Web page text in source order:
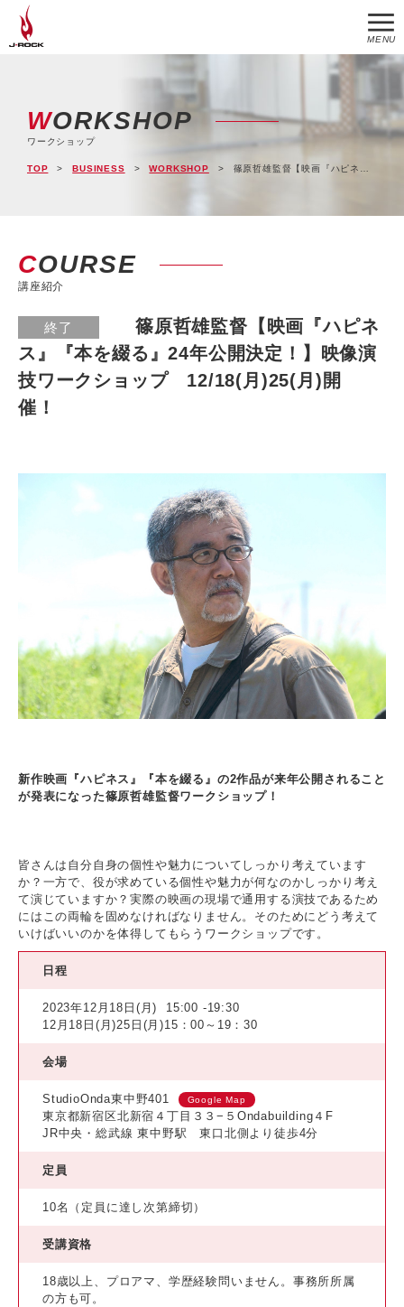
MENU
WORKSHOP
ワークショップ
TOP BUSINESS WORKSHOP 篠原哲雄監督【映画『ハピネス』『本を綴る』24年公開決定！】映像演技ワークショップ 12/18(月)25(月)開催！
COURSE
講座紹介
終了
篠原哲雄監督【映画『ハピネ
ス』『本を綴る』24年公開決定！】映像演
技ワークショップ 12/18(月)25(月)開
催！
新作映画『ハピネス』『本を綴る』の2作品が来年公開されること
が発表になった篠原哲雄監督ワークショップ！
皆さんは自分自身の個性や魅力についてしっかり考えています
か？一方で、役が求めている個性や魅力が何なのかしっかり考え
て演じていますか？実際の映画の現場で通用する演技であるため
にはこの両輪を固めなければなりません。そのためにどう考えて
いけばいいのかを体得してもらうワークショップです。
日程
2023年12月18日(月)
15:00 -19:30
12月18日(月)25日(月)15：00～19：30
会場
StudioOnda東中野401 Google Map
東京都新宿区北新宿４丁目３３−５Ondabuilding４F
JR中央・総武線 東中野駅 東口北側より徒歩4分
定員
10名（定員に達し次第締切）
受講資格
18歳以上、プロアマ、学歴経験問いません。事務所所属
の方も可。